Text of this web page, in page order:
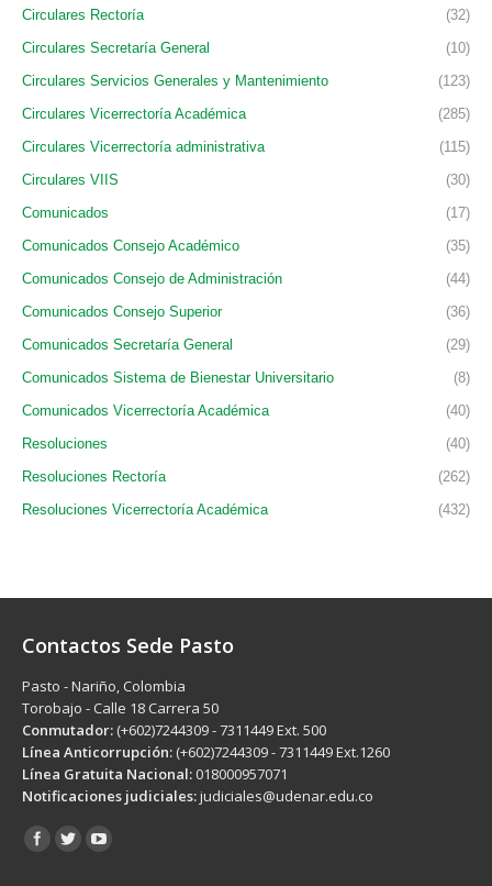
Circulares Rectoría
(32)
Circulares Secretaría General
(10)
Circulares Servicios Generales y Mantenimiento
(123)
Circulares Vicerrectoría Académica
(285)
Circulares Vicerrectoría administrativa
(115)
Circulares VIIS
(30)
Comunicados
(17)
Comunicados Consejo Académico
(35)
Comunicados Consejo de Administración
(44)
Comunicados Consejo Superior
(36)
Comunicados Secretaría General
(29)
Comunicados Sistema de Bienestar Universitario
(8)
Comunicados Vicerrectoría Académica
(40)
Resoluciones
(40)
Resoluciones Rectoría
(262)
Resoluciones Vicerrectoría Académica
(432)
Contactos Sede Pasto
Pasto - Nariño, Colombia
Torobajo - Calle 18 Carrera 50
Conmutador: (+602)7244309 - 7311449 Ext. 500
Línea Anticorrupción: (+602)7244309 - 7311449 Ext.1260
Línea Gratuita Nacional: 018000957071
Notificaciones judiciales:judiciales@udenar.edu.co
Encuéntranos en: